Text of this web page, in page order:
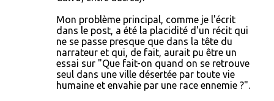
Mon problème principal, comme je l'écrit
dans le post, a été la placidité d'un récit qui
ne se passe presque que dans la tête du
narrateur et qui, de fait, aurait pu être un
essai sur "Que fait-on quand on se retrouve
seul dans une ville désertée par toute vie
humaine et envahie par une race ennemie ?".